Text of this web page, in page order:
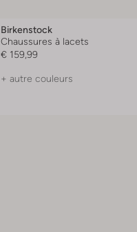
Birkenstock
Chaussures à lacets
€ 159,99
+ autre couleurs